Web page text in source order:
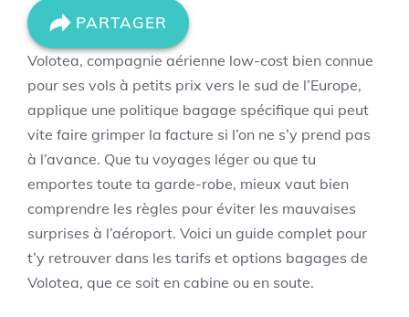
PARTAGER
Volotea, compagnie aérienne low-cost bien connue
pour ses vols à petits prix vers le sud de l’Europe,
applique une politique bagage spécifique qui peut
vite faire grimper la facture si l’on ne s’y prend pas
à l’avance. Que tu voyages léger ou que tu
emportes toute ta garde-robe, mieux vaut bien
comprendre les règles pour éviter les mauvaises
surprises à l’aéroport. Voici un guide complet pour
t’y retrouver dans les tarifs et options bagages de
Volotea, que ce soit en cabine ou en soute.